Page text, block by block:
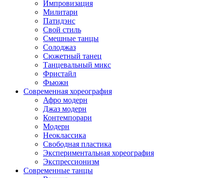
Импровизация
Милитари
Патидэнс
Свой стиль
Смешные танцы
Солоджаз
Сюжетный танец
Танцевальный микс
Фристайл
Фьюжн
Современная хореография
Афро модерн
Джаз модерн
Контемпорари
Модерн
Неоклассика
Свободная пластика
Экспериментальная хореография
Экспрессионизм
Современные танцы